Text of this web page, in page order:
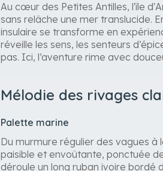
Au cœur des Petites Antilles, l'île
sans relâche une mer translucide.
insulaire se transforme en
réveille les sens, les senteurs
pas. Ici, l’aventure rime avec
Mélodie des rivages
Palette marine
Du murmure régulier des vagues à
paisible et envoûtante, ponctuée
déroule un long ruban ivoire bordé